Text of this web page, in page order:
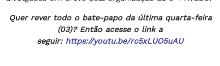
Quer rever todo o bate-papo da última quarta-feira
(03)? Então acesse o link a
seguir: https://youtu.be/rc5xLUO5uAU